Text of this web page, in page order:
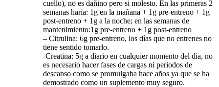
cuello), no es dañino pero si molesto. En las primeras 2
semanas haría: 1g en la mañana + 1g pre-entreno + 1g
post-entreno + 1g a la noche; en las semanas de
mantenimiento:1g pre-entreno + 1g post-entreno
– Citrulina: 6g pre-entreno, los días que no entrenes no
tiene sentido tomarlo.
-Creatina: 5g a diario en cualquier momento del día, no
es necesario hacer fases de cargas ni periodos de
descanso como se promulgaba hace años ya que se ha
demostrado como un suplemento muy seguro.